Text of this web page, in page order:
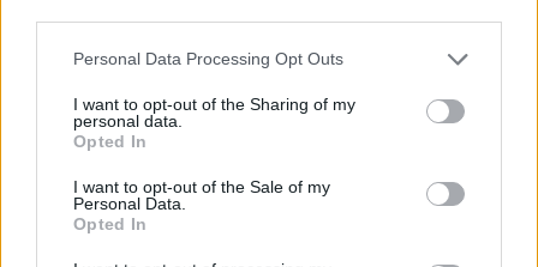
Personal Data Processing Opt Outs
I want to opt-out of the Sharing of my
personal data.
Opted In
I want to opt-out of the Sale of my
Personal Data.
Opted In
A S A
L
A S A
BUSCAR MÁS